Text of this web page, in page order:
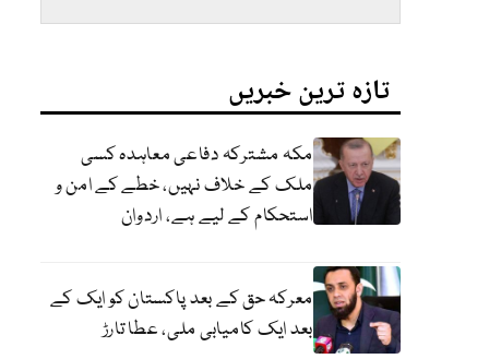
تازہ ترین خبریں
مکہ مشترکہ دفاعی معاہدہ کسی
ملک کے خلاف نہیں، خطے کے امن و
استحکام کے لیے ہے، اردوان
معرکہ حق کے بعد پاکستان کو ایک کے
بعد ایک کامیابی ملی، عطا تارڑ